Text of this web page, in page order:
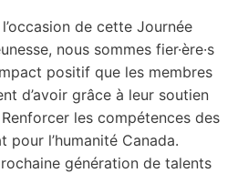
de cette Journée
nous sommes fier·ère·s
positif que les membres
d’avoir grâce à leur soutien
les compétences des
pour l’humanité Canada.
génération de talents